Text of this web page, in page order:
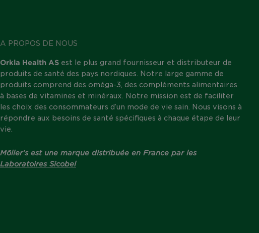
A PROPOS DE NOUS
Orkla Health AS est le plus grand fournisseur et distributeur de
produits de santé des pays nordiques. Notre large gamme de
produits comprend des oméga-3, des compléments alimentaires
à bases de vitamines et minéraux. Notre mission est de faciliter
les choix des consommateurs d’un mode de vie sain. Nous visons à
répondre aux besoins de santé spécifiques à chaque étape de leur
vie.
Möller’s est une marque distribuée en France par les
Laboratoires Sicobel